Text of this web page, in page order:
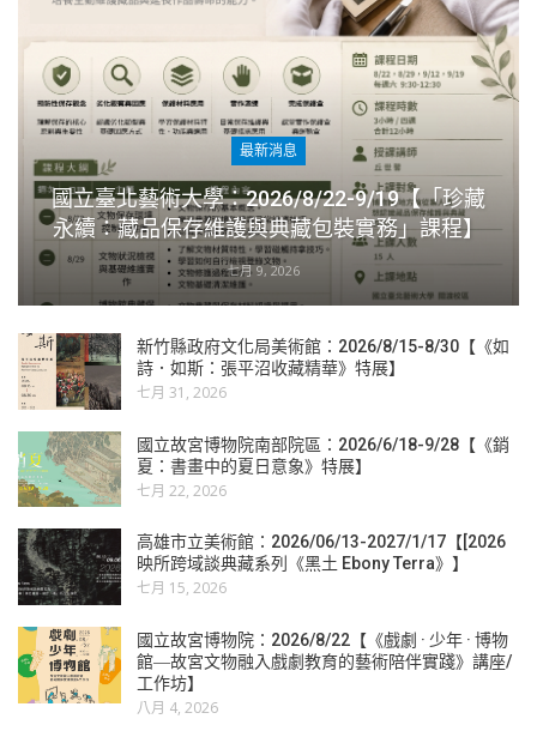
最新消息
國立臺北藝術大學：2026/8/22-9/19【「珍藏
永續：藏品保存維護與典藏包裝實務」課程】
七月 9, 2026
新竹縣政府文化局美術館：2026/8/15-8/30【《如
詩．如斯：張平沼收藏精華》特展】
七月 31, 2026
國立故宮博物院南部院區：2026/6/18-9/28【《銷
夏：書畫中的夏日意象》特展】
七月 22, 2026
高雄市立美術館：2026/06/13-2027/1/17【[2026
映所跨域談典藏系列《黑土 Ebony Terra》】
七月 15, 2026
國立故宮博物院：2026/8/22【《戲劇 · 少年 · 博物
館―故宮文物融入戲劇教育的藝術陪伴實踐》講座/
工作坊】
八月 4, 2026